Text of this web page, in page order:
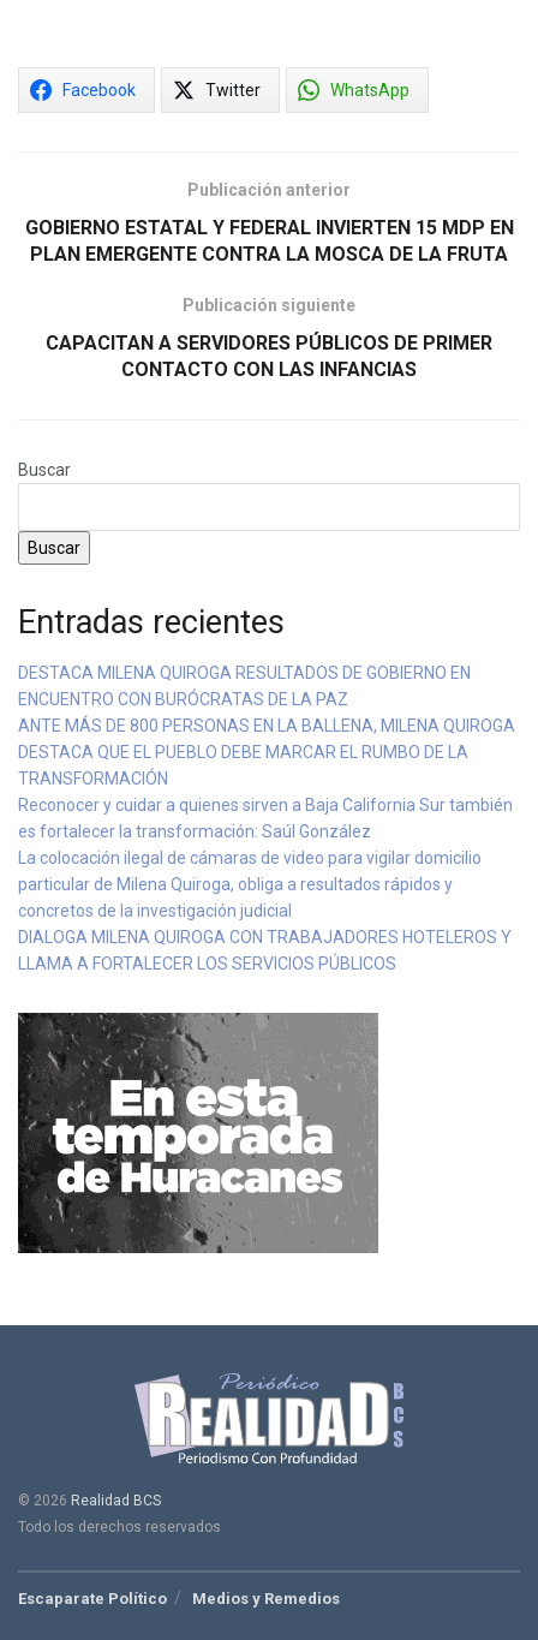
Facebook Twitter WhatsApp
Publicación anterior
GOBIERNO ESTATAL Y FEDERAL INVIERTEN 15 MDP EN
PLAN EMERGENTE CONTRA LA MOSCA DE LA FRUTA
Publicación siguiente
CAPACITAN A SERVIDORES PÚBLICOS DE PRIMER
CONTACTO CON LAS INFANCIAS
Buscar
Buscar
Entradas recientes
DESTACA MILENA QUIROGA RESULTADOS DE GOBIERNO EN
ENCUENTRO CON BURÓCRATAS DE LA PAZ
ANTE MÁS DE 800 PERSONAS EN LA BALLENA, MILENA QUIROGA
DESTACA QUE EL PUEBLO DEBE MARCAR EL RUMBO DE LA
TRANSFORMACIÓN
Reconocer y cuidar a quienes sirven a Baja California Sur también
es fortalecer la transformación: Saúl González
La colocación ilegal de cámaras de video para vigilar domicilio
particular de Milena Quiroga, obliga a resultados rápidos y
concretos de la investigación judicial
DIALOGA MILENA QUIROGA CON TRABAJADORES HOTELEROS Y
LLAMA A FORTALECER LOS SERVICIOS PÚBLICOS
© 2026 Realidad BCS
Todo los derechos reservados
Escaparate Político Medios y Remedios